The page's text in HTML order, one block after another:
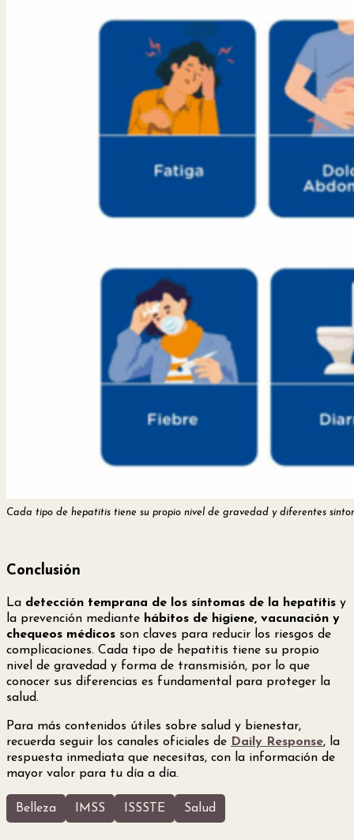
Cada tipo de hepatitis tiene su propio nivel de gravedad y diferentes
Conclusión
La detección temprana de los síntomas de la hepatitis y
la prevención mediante hábitos de higiene, vacunación y
chequeos médicos son claves para reducir los riesgos de
complicaciones. Cada tipo de hepatitis tiene su propio
nivel de gravedad y forma de transmisión, por lo que
conocer sus diferencias es fundamental para proteger la
salud.
Para más contenidos útiles sobre salud y bienestar,
recuerda seguir los canales oficiales de Daily Response, la
respuesta inmediata que necesitas, con la información de
mayor valor para tu día a día.
Belleza IMSS ISSSTE Salud